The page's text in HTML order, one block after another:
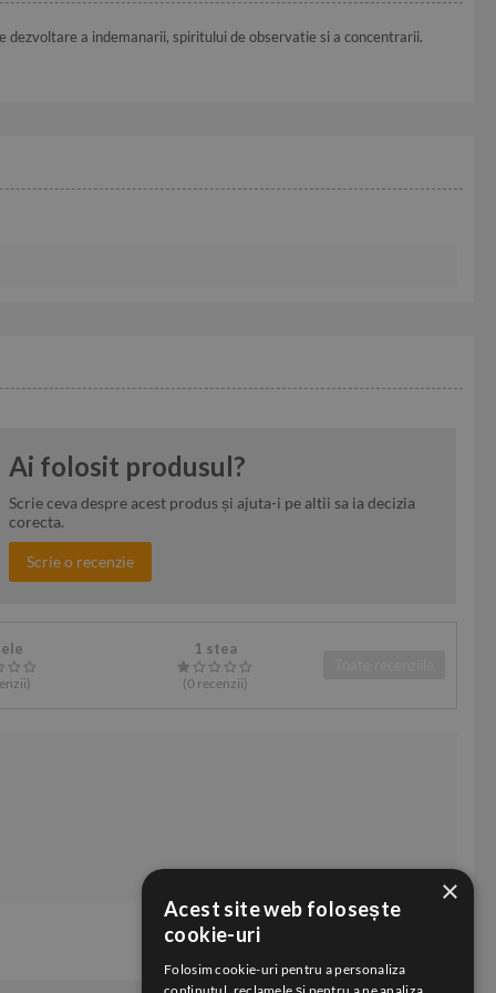
a indemanarii, spiritului de observatie si a concentrarii.
Ai folosit produsul?
Scrie ceva despre acest produs și ajuta-i pe altii sa ia decizia
corecta.
Scrie o recenzie
)
1 stea
(0recenzii)
×
Acest site web folosește
cookie-uri
Folosim cookie-uri pentru a personaliza